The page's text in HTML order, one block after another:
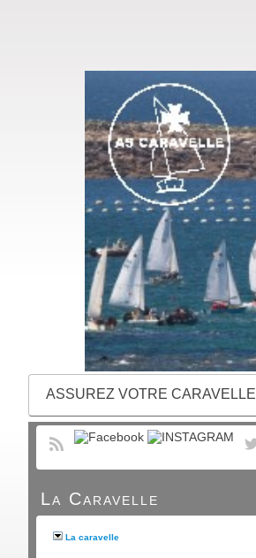
ASSUREZ VOTRE CARAVELLE
La Caravelle
La caravelle